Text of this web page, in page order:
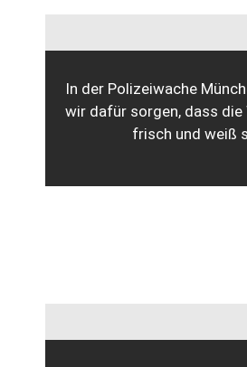
In der Polizeiwache
wir dafür sorgen, dass die
frisch und weiß